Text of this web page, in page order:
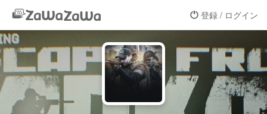
登録 / ログイン